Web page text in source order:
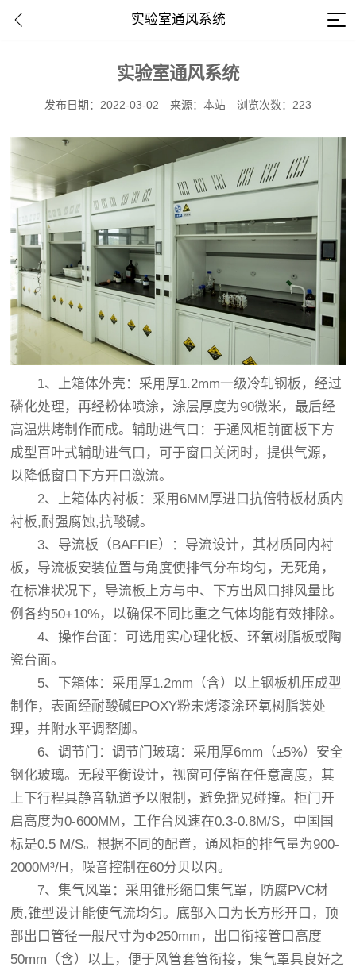
实验室通风系统
实验室通风系统
发布日期：2022-03-02 来源：本站 浏览次数：223
1、上箱体外壳：采用厚1.2mm一级冷轧钢板，经过
磷化处理，再经粉体喷涂，涂层厚度为90微米，最后经
高温烘烤制作而成。辅助进气口：于通风柜前面板下方
成型百叶式辅助进气口，可于窗口关闭时，提供气源，
以降低窗口下方开口激流。
2、上箱体内衬板：采用6MM厚进口抗倍特板材质内
衬板,耐强腐蚀,抗酸碱。
3、导流板（BAFFIE）：导流设计，其材质同内衬
板，导流板安装位置与角度使排气分布均匀，无死角，
在标准状况下，导流板上方与中、下方出风口排风量比
例各约50+10%，以确保不同比重之气体均能有效排除。
4、操作台面：可选用实心理化板、环氧树脂板或陶
瓷台面。
5、下箱体：采用厚1.2mm（含）以上钢板机压成型
制作，表面经耐酸碱EPOXY粉末烤漆涂环氧树脂装处
理，并附水平调整脚。
6、调节门：调节门玻璃：采用厚6mm（±5%）安全
钢化玻璃。无段平衡设计，视窗可停留在任意高度，其
上下行程具静音轨道予以限制，避免摇晃碰撞。柜门开
启高度为0-600MM，工作台风速在0.3-0.8M/S，中国国
标是0.5 M/S。根据不同的配置，通风柜的排气量为900-
2000M³/H，噪音控制在60分贝以内。
7、集气风罩：采用锥形缩口集气罩，防腐PVC材
质,锥型设计能使气流均匀。底部入口为长方形开口，顶
部出口管径一般尺寸为Φ250mm，出口衔接管口高度
50mm（含）以上，便于风管套管衔接，集气罩具良好之